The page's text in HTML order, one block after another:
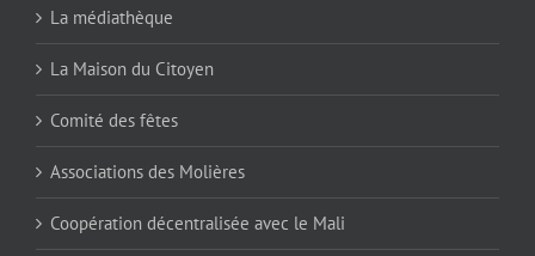
La médiathèque
La Maison du Citoyen
Comité des fêtes
Associations des Molières
Coopération décentralisée avec le Mali